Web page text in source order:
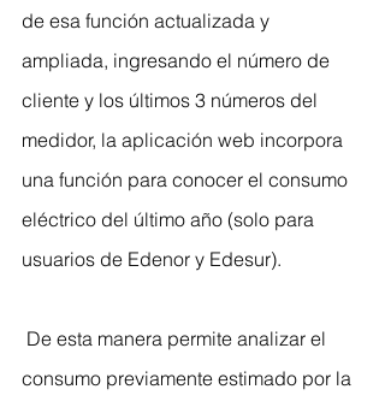
de esa función actualizada y
ampliada, ingresando el número de
cliente y los últimos 3 números del
medidor, la aplicación web incorpora
una función para conocer el consumo
eléctrico del último año (solo para
usuarios de Edenor y Edesur).
consumo previamente estimado por la